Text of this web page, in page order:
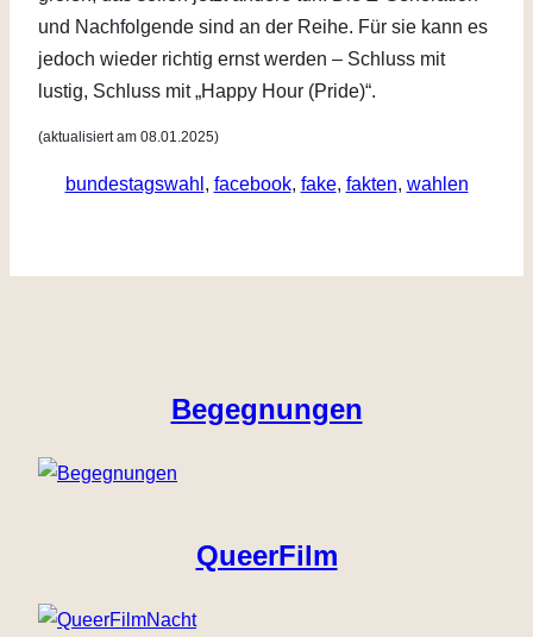
und Nachfolgende sind an der Reihe. Für sie kann es
jedoch wieder richtig ernst werden – Schluss mit
lustig, Schluss mit „Happy Hour (Pride)“.
(aktualisiert am 08.01.2025)
bundestagswahl , facebook, fake, fakten, wahlen
Begegnungen
QueerFilm